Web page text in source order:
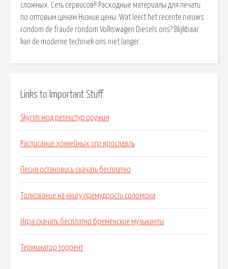
сложных. Сеть сервисов!! Расходные материалы для печати
по оптовым ценам Низкие цены. Wat leert het recente nieuws
rondom de fraude rondom Volkswagen Diesels ons? Blijkbaar
kan de moderne techniek ons niet langer.
Links to Important Stuff
Skyrim мод ретекстур оружия
Расписание хоккейных игр ярославль
Песня остановись скачать бесплатно
Толкование на книгу премудрости соломона
Игра скачать бесплатно бременские музыканты
Терминатор торрент